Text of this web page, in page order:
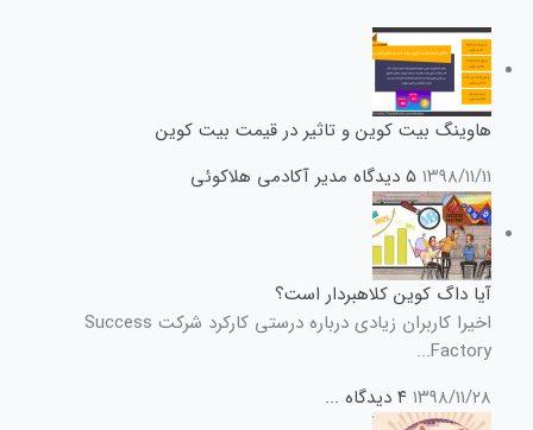
هاوینگ بیت کوین و تاثیر در قیمت بیت کوین
۱۳۹۸/۱۱/۱۱ ۵ دیدگاه مدیر آکادمی هلاکوئی
آیا داگ کوین کلاهبردار است؟
اخیرا کاربران زیادی درباره درستی کارکرد شرکت Success
Factory...
۱۳۹۸/۱۱/۲۸ ۴ دیدگاه ...